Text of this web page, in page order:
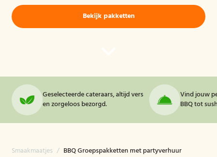
Bekijk pakketten
Geselecteerde cateraars, altijd vers
en zorgeloos bezorgd.
Vind jouw
BBQ tot
Smaakmaatjes / BBQ Groepspakketten met partyverhuur